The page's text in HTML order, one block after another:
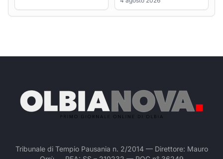
Tribunale di Tempio Pausania n. 2/2014 — Direttore: Mauro